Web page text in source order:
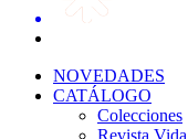
NOVEDADES
CATÁLOGO
Colecciones
Revista